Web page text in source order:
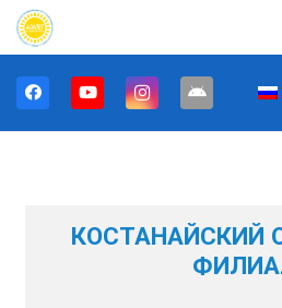
КОСТАНАЙСКИЙ